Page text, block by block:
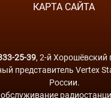
КАРТА САЙТА
25-39, 2-й Хорошёвский
представитель Vertex
России.